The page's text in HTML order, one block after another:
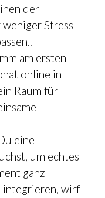
der
Stress
am ersten
online in
Raum für
eine
um echtes
ganz
integrieren, wirf